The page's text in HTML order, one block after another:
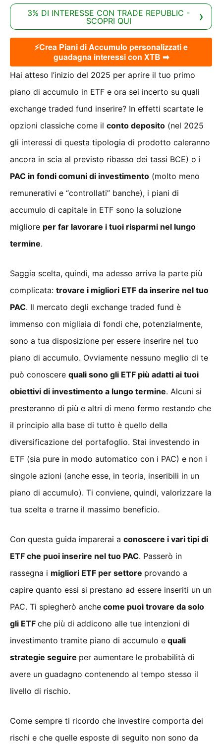
3% DI INTERESSE CON TRADE REPUBLIC -
SCOPRI QUI
⚡Crea Piani di Accumulo personalizzati e
guadagna interessi con XTB ➡
Hai atteso l’inizio del 2025 per aprire il tuo primo
piano di accumulo in ETF e ora sei incerto su quali
exchange traded fund inserire? In effetti scartate le
opzioni classiche come il conto deposito (nel 2025
gli interessi di questa tipologia di prodotto caleranno
ancora in scia al previsto ribasso dei tassi BCE) o i
PAC in fondi comuni di investimento (molto meno
remunerativi e “controllati” banche), i piani di
accumulo di capitale in ETF sono la soluzione
migliore per far lavorare i tuoi risparmi nel lungo
termine.
Saggia scelta, quindi, ma adesso arriva la parte più
complicata: trovare i migliori ETF da inserire nel tuo
PAC. Il mercato degli exchange traded fund è
immenso con migliaia di fondi che, potenzialmente,
sono a tua disposizione per essere inserire nel tuo
piano di accumulo. Ovviamente nessuno meglio di te
può conoscere quali sono gli ETF più adatti ai tuoi
obiettivi di investimento a lungo termine. Alcuni si
presteranno di più e altri di meno fermo restando che
il principio alla base di tutto è quello della
diversificazione del portafoglio. Stai investendo in
ETF (sia pure in modo automatico con i PAC) e non i
singole azioni (anche esse, in teoria, inseribili in un
piano di accumulo). Ti conviene, quindi, valorizzare la
tua scelta e trarne il massimo beneficio.
Con questa guida imparerai a conoscere i vari tipi di
ETF che puoi inserire nel tuo PAC. Passerò in
rassegna i migliori ETF per settore provando a
capire quanto essi si prestano ad essere inseriti un un
PAC. Ti spiegherò anche come puoi trovare da solo
gli ETF che più di addicono alle tue intenzioni di
investimento tramite piano di accumulo e quali
strategie seguire per aumentare le probabilità di
avere un guadagno contenendo al tempo stesso il
livello di rischio.
Come sempre ti ricordo che investire comporta dei
rischi e che quelle esposte di seguito non sono da